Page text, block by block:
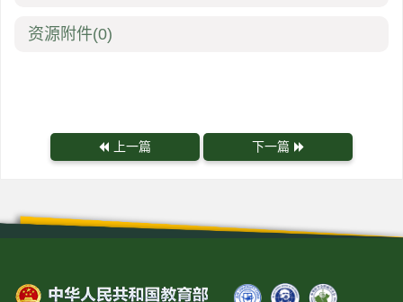
资源附件(0)
上一篇 下一篇